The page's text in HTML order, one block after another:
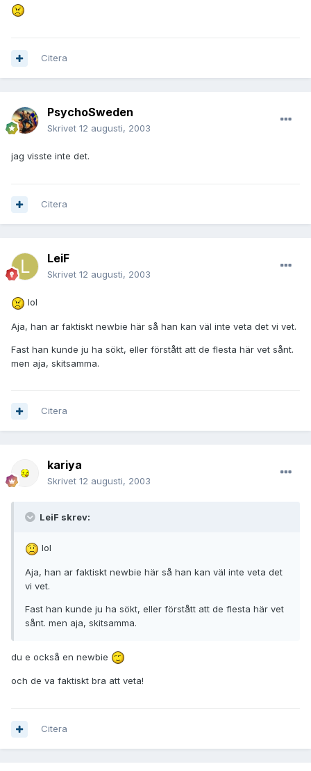
Citera
PsychoSweden
Skrivet 12 augusti, 2003
jag visste inte det.
Citera
LeiF
Skrivet 12 augusti, 2003
lol
Aja, han ar faktiskt newbie här så han kan väl inte veta det vi vet.
Fast han kunde ju ha sökt, eller förstått att de flesta här vet sånt.
men aja, skitsamma.
Citera
kariya
Skrivet 12 augusti, 2003
LeiF skrev:
lol
Aja, han ar faktiskt newbie här så han kan väl inte veta det
vi vet.
Fast han kunde ju ha sökt, eller förstått att de flesta här vet
sånt. men aja, skitsamma.
du e också en newbie
och de va faktiskt bra att veta!
Citera